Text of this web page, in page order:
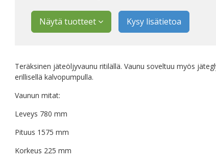
Näytä tuotteet Kysy lisätietoa
Teräksinen jäteöljyvaunu ritilällä. Vaunu soveltuu myös
erillisellä kalvopumpulla.
Vaunun mitat:
Leveys 780 mm
Pituus 1575 mm
Korkeus 225 mm